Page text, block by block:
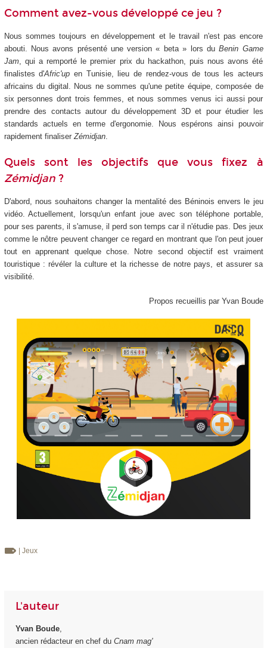
Comment avez-vous développé ce jeu ?
Nous sommes toujours en développement et le travail n'est pas encore
abouti. Nous avons présenté une version « beta » lors duBenin Game
Jam, qui a remporté le premier prix du hackathon, puis nous avons été
finalistes d'Afric'up en Tunisie, lieu de rendez-vous de tous les acteurs
africains du digital. Nous ne sommes qu'une petite équipe, composée de
six personnes dont trois femmes, et nous sommes venus ici aussi pour
prendre des contacts autour du développement 3D et pour étudier les
standards actuels en terme d'ergonomie. Nous espérons ainsi pouvoir
rapidement finaliserZémidjan.
Quels sont les objectifs que vous fixez à
Zémidjan?
D'abord, nous souhaitons changer la mentalité des Béninois envers le jeu
vidéo. Actuellement, lorsqu'un enfant joue avec son téléphone portable,
pour ses parents, il s'amuse, il perd son temps car il n'étudie pas. Des jeux
comme le nôtre peuvent changer ce regard en montrant que l'on peut jouer
tout en apprenant quelque chose. Notre second objectif est vraiment
touristique : révéler la culture et la richesse de notre pays, et assurer sa
visibilité.
Propos recueillis par Yvan Boude
| Jeux
L'auteur
Yvan Boude,
ancien rédacteur en chef du Cnam mag'